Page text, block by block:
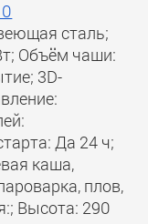
сталь;
Объём чаши:
3D-
Да 24 ч;
каша,
плов,
Высота: 290